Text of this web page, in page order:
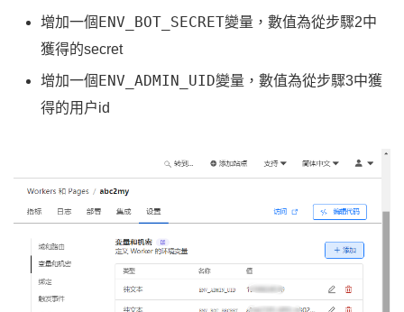
增加一個 ENV_BOT_SECRET變量，數值為從步驟2中
獲得的secret
增加一個 ENV_ADMIN_UID變量，數值為從步驟3中獲
得的用户id